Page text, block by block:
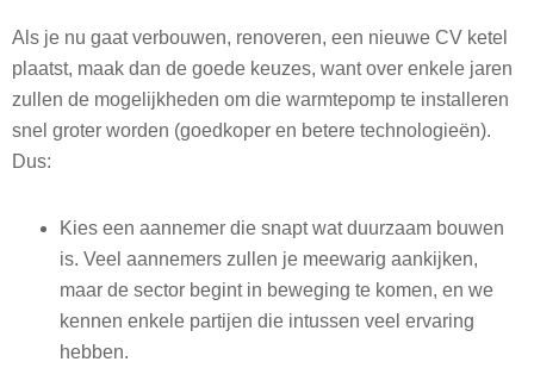
Als je nu gaat verbouwen, renoveren, een nieuwe CV ketel
plaatst, maak dan de goede keuzes, want over enkele jaren
zullen de mogelijkheden om die warmtepomp te installeren
snel groter worden (goedkoper en betere technologieën).
Dus:
Kies een aannemer die snapt wat duurzaam bouwen
is. Veel aannemers zullen je meewarig aankijken,
maar de sector begint in beweging te komen, en we
kennen enkele partijen die intussen veel ervaring
hebben.